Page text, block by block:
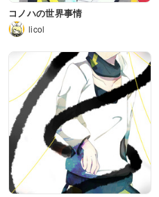
コノハの世界事情
licol